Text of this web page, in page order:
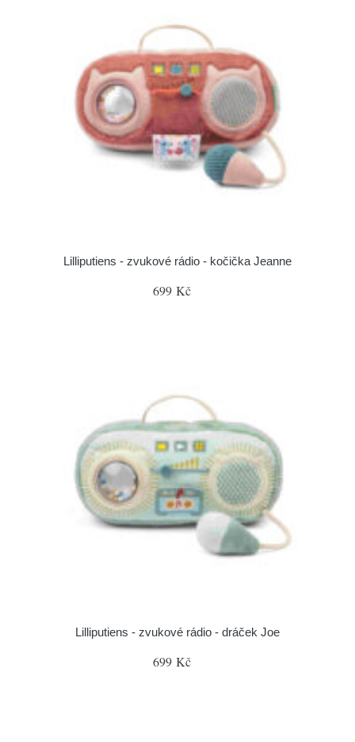
Lilliputiens - zvukové rádio - kočička Jeanne
699 Kč
Lilliputiens - zvukové rádio - dráček Joe
699 Kč